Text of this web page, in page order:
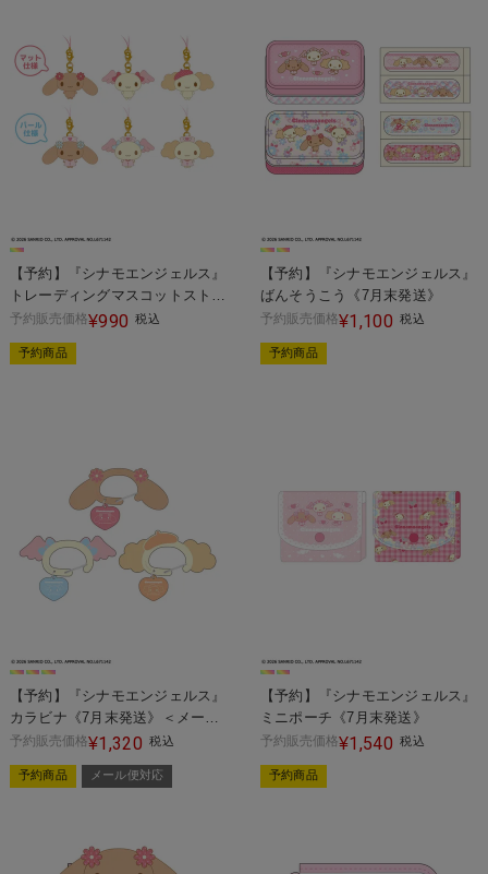
【予約】『シナモエンジェルス』
トレーディングマスコットストラ
ップ《7月末発送》
予約販売価格¥990 税込
予約商品
【予約】『シナモエンジェルス』
ばんそうこう《7月末発送》
予約販売価格¥1,100 税込
予約商品
【予約】『シナモエンジェルス』
カラビナ《7月末発送》＜メール
便対応＞
予約販売価格¥1,320 税込
予約商品 メール便対応
【予約】『シナモエンジェルス』
ミニポーチ《7月末発送》
予約販売価格¥1,540 税込
予約商品